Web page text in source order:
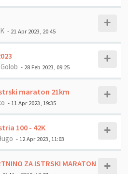
- 21 Apr 2023, 20:45
- 28 Feb 2023, 09:25
maraton 21km
- 11 Apr 2023, 19:35
100 - 42K
- 12 Apr 2023, 11:03
ZA ISTRSKI MARATON